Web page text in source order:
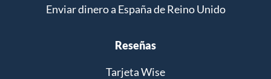
Enviar dinero a España de Reino Unido
Reseñas
Tarjeta Wise